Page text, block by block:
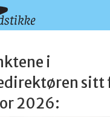
i
sitt
2026: